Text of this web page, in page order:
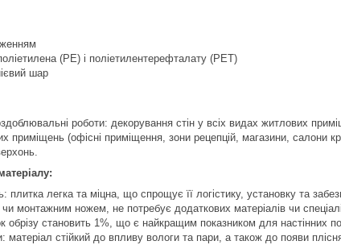
(PE) і поліетилентерефталату (PET)
шар
роботи: декорування стін у всіх видах житлових
приміщень (офісні приміщення, зони рецепцій, магазини, салони
плитка легка та міцна, що спрощує її логістику, установку та
монтажним ножем, не потребує додаткових матеріалів чи
обрізу становить 1%, що є найкращим показником для настінних
матеріал стійкий до впливу вологи та пари, а також до появи